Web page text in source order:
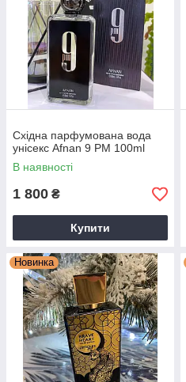
Східна парфумована вода
унісекс Afnan 9 PM 100ml
В наявності
1 800 ₴
Купити
Новинка